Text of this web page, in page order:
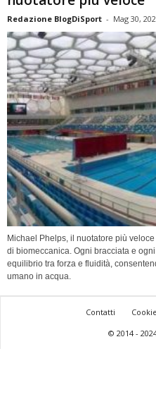
Redazione BlogDiSport - Mag 30,
Michael Phelps, il nuotatore più
di biomeccanica. Ogni bracciata e
equilibrio tra forza e fluidità,
umano in acqua.
Contatti
© 2014 -